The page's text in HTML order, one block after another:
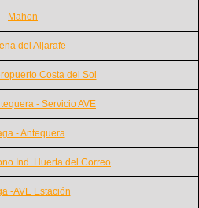
Mahon
del Aljarafe
Costa del Sol
- Servicio AVE
- Antequera
Ind. Huerta del Correo
-AVE Estación